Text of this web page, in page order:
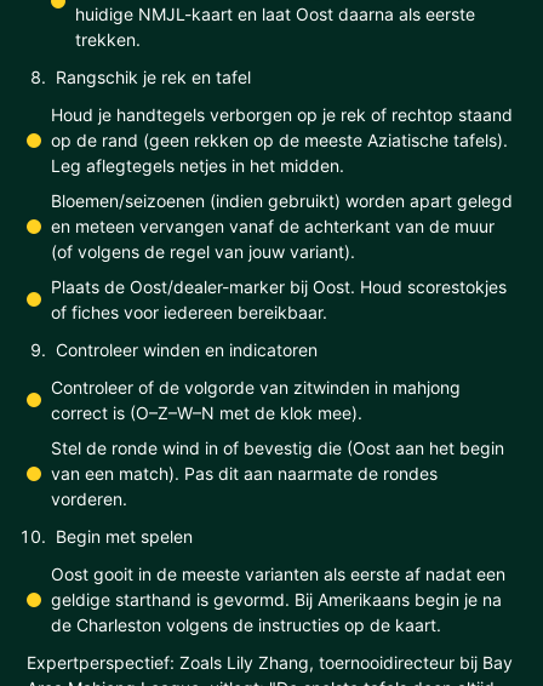
huidige NMJL-kaart en laat Oost daarna als eerste
trekken.
Rangschik je rek en tafel
Houd je handtegels verborgen op je rek of rechtop staand
op de rand (geen rekken op de meeste Aziatische tafels).
Leg aflegtegels netjes in het midden.
Bloemen/seizoenen (indien gebruikt) worden apart gelegd
en meteen vervangen vanaf de achterkant van de muur
(of volgens de regel van jouw variant).
Plaats de Oost/dealer-marker bij Oost. Houd scorestokjes
of fiches voor iedereen bereikbaar.
Controleer winden en indicatoren
Controleer of de volgorde van zitwinden in mahjong
correct is (O–Z–W–N met de klok mee).
Stel de ronde wind in of bevestig die (Oost aan het begin
van een match). Pas dit aan naarmate de rondes
vorderen.
Begin met spelen
Oost gooit in de meeste varianten als eerste af nadat een
geldige starthand is gevormd. Bij Amerikaans begin je na
de Charleston volgens de instructies op de kaart.
Expertperspectief: Zoals Lily Zhang, toernooidirecteur bij Bay